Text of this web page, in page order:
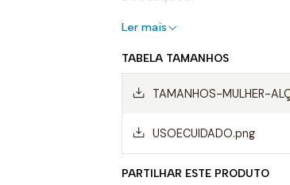
- Costuras reforçadas
-Alças de ombro largas
- Forro frontal completo
- Resistente ao cloro
- Cores de longa duração
Ler mais
TABELA TAMANHOS
TAMANHOS-MULHER-
USOECUIDADO.png
PARTILHAR ESTE PRODUTO